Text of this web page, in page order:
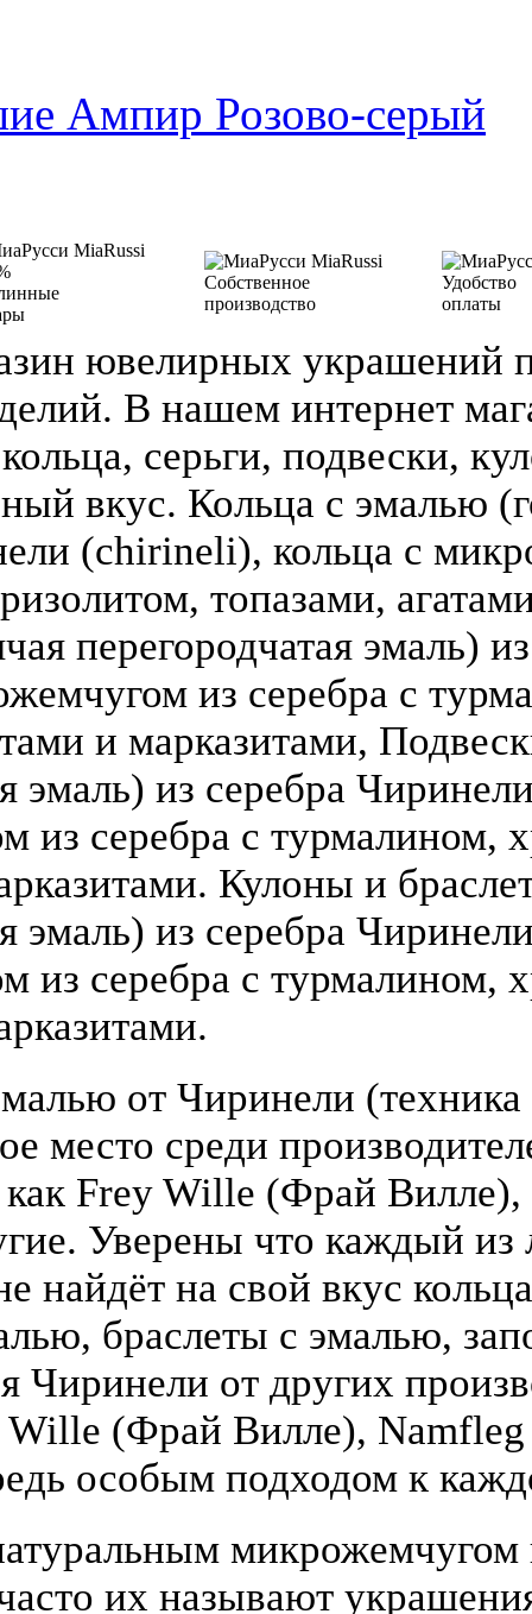
Ампир Розово-серый
Собственное
производство
Удобство
оплаты
ювелирных украшений
В нашем интернет
серьги, подвески,
вкус. Кольца с эмалью
(chirineli), кольца с
топазами,
перегородчатая эмаль)
из серебра с
и марказитами,
эмаль) из серебра
из серебра с турмалином,
Кулоны и
эмаль) из серебра
из серебра с турмалином,
от Чиринели (техника
место среди
Frey Wille (Фрай
Уверены что каждый
найдёт на свой вкус
браслеты с эмалью,
Чиринели от других
Wille (Фрай Вилле),
особым подходом к
микрожемчугом
их называют